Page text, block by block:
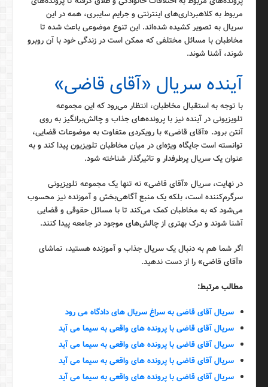
مربوط به کلاهبرداری‌های اینترنتی و جرایم سایبری، همه در این
سریال به تصویر کشیده شده‌اند. این تنوع موضوعی باعث شده تا
مخاطبان با مسائل مختلفی که ممکن است در زندگی خود با آن روبرو
شوند، آشنا شوند.
آینده سریال «آقای قاضی»
با توجه به استقبال مخاطبان، انتظار می‌رود که این مجموعه
تلویزیونی در آینده نیز با پرونده‌های جذاب و چالش‌برانگیز به روی
آنتن برود. «آقای قاضی» با رویکردی متفاوت به موضوعات قضایی،
توانسته است جایگاه ویژه‌ای در میان مخاطبان تلویزیون پیدا کند و به
عنوان یک سریال پرطرفدار و تاثیرگذار شناخته شود.
در نهایت، سریال «آقای قاضی» نه تنها یک مجموعه تلویزیونی
سرگرم‌کننده است، بلکه یک منبع آگاهی‌بخش و آموزنده نیز محسوب
می‌شود که به مخاطبان کمک می‌کند تا با مسائل حقوقی و قضایی
آشنا شوند و درک بهتری از چالش‌های موجود در جامعه پیدا کنند.
اگر شما هم به دنبال یک سریال جذاب و آموزنده هستید، تماشای
«آقای قاضی» را از دست ندهید.
مطالب مرتبط:
سریال آقای قاضی به سراغ سریال های دادگاه می رود
سریال آقای قاضی با پرونده های واقعی به سیما می آید
سریال آقای قاضی با پرونده های واقعی به سیما می آید
سریال آقای قاضی با پرونده های واقعی به سیما می آید
سریال آقای قاضی با پرونده های واقعی به سیما می آید